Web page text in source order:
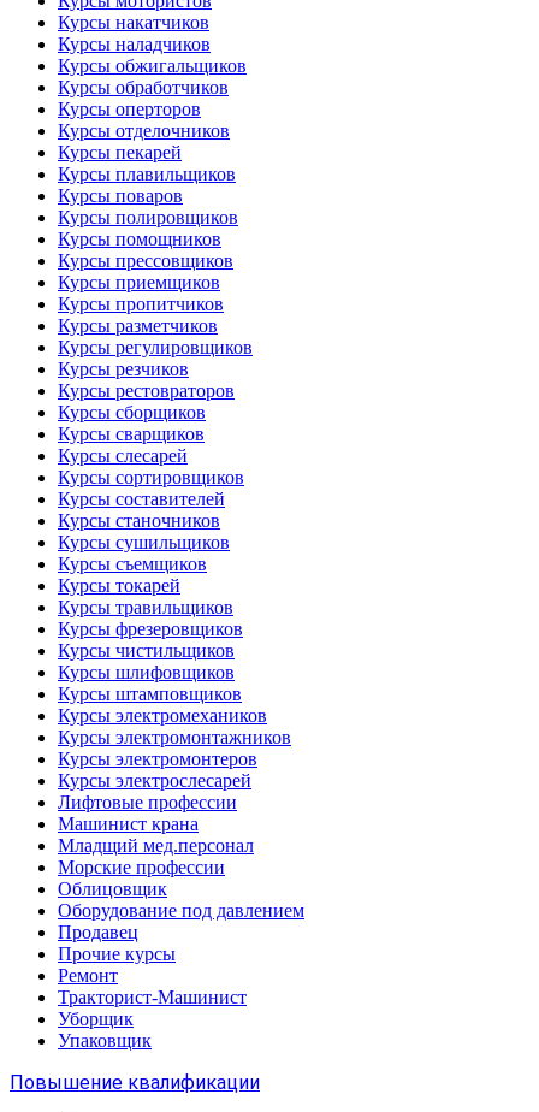
Курсы накатчиков
Курсы наладчиков
Курсы обжигальщиков
Курсы обработчиков
Курсы оперторов
Курсы отделочников
Курсы пекарей
Курсы плавильщиков
Курсы поваров
Курсы полировщиков
Курсы помощников
Курсы прессовщиков
Курсы приемщиков
Курсы пропитчиков
Курсы разметчиков
Курсы регулировщиков
Курсы резчиков
Курсы рестовраторов
Курсы сборщиков
Курсы сварщиков
Курсы слесарей
Курсы сортировщиков
Курсы составителей
Курсы станочников
Курсы сушильщиков
Курсы съемщиков
Курсы токарей
Курсы травильщиков
Курсы фрезеровщиков
Курсы чистильщиков
Курсы шлифовщиков
Курсы штамповщиков
Курсы электромехаников
Курсы электромонтажников
Курсы электромонтеров
Курсы электрослесарей
Лифтовые профессии
Машинист крана
Младщий мед.персонал
Морские профессии
Облицовщик
Оборудование под давлением
Продавец
Прочие курсы
Ремонт
Тракторист-Машинист
Уборщик
Упаковщик
Повышение квалификации